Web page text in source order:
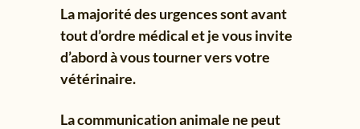
La majorité des urgences sont avant
tout d’ordre médical et je vous invite
d’abord à vous tourner vers votre
vétérinaire.
La communication animale ne peut